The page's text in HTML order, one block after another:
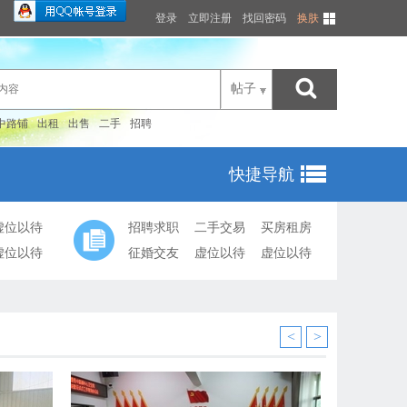
登录 立即注册 找回密码 换肤
帖子
路铺 出租 出售 二手 招聘
快捷导航
位以待
位以待
招聘求职 二手交易
买房租房
征婚交友
虚位以待 虚位以待
< >